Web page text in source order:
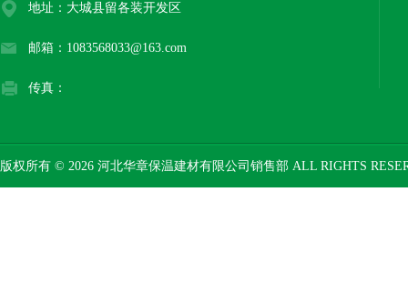
地址：大城县留各装开发区
邮箱：1083568033@163.com
传真：
版权所有 © 2026 河北华章保温建材有限公司销售部 ALL RIGHTS